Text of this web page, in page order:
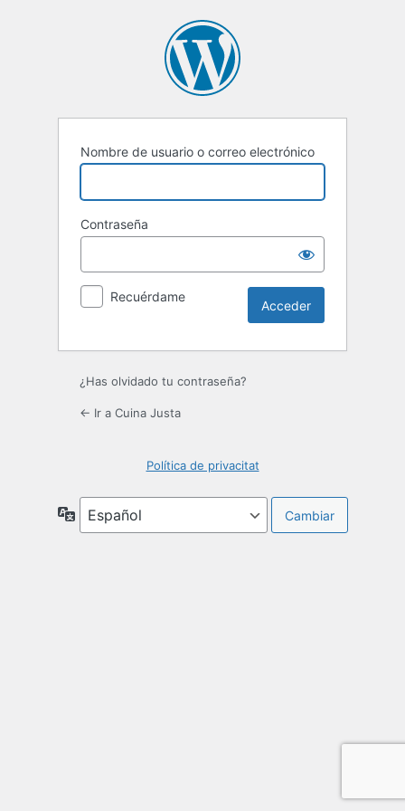
Nombre de usuario o correo electrónico
Contraseña
Recuérdame
¿Has olvidado tu contraseña?
← Ir a Cuina Justa
Política de privacitat
Idioma